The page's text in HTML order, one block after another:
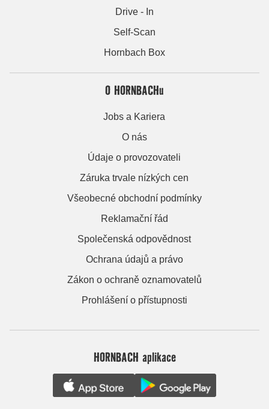
Drive - In
Self-Scan
Hornbach Box
O HORNBACHu
Jobs a Kariera
O nás
Údaje o provozovateli
Záruka trvale nízkých cen
Všeobecné obchodní podmínky
Reklamační řád
Společenská odpovědnost
Ochrana údajů a právo
Zákon o ochraně oznamovatelů
Prohlášení o přístupnosti
HORNBACH aplikace